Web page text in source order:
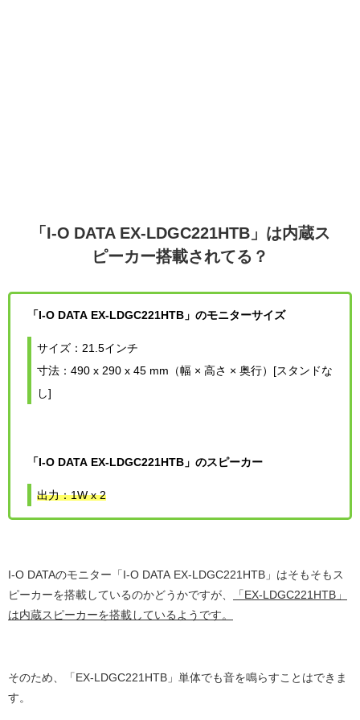
「I-O DATA EX-LDGC221HTB」は内蔵ス
ピーカー搭載されてる？
「I-O DATA EX-LDGC221HTB」のモニターサイズ
サイズ：21.5インチ
寸法：490 x 290 x 45 mm（幅 × 高さ × 奥行）[スタンドな
し]
「I-O DATA EX-LDGC221HTB」のスピーカー
出力：1W x 2
I-O DATAのモニター「I-O DATA EX-LDGC221HTB」はそもそもス
ピーカーを搭載しているのかどうかですが、
「EX-LDGC221HTB」
は内蔵スピーカーを搭載しているようです。
そのため、「EX-LDGC221HTB」単体でも音を鳴らすことはできま
す。